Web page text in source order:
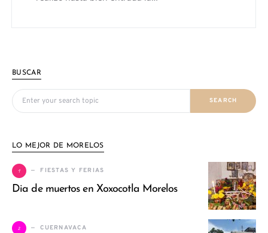
BUSCAR
Search for:
SEARCH
LO MEJOR DE MORELOS
1 FIESTAS Y FERIAS
Dia de muertos en Xoxocotla Morelos
2 CUERNAVACA